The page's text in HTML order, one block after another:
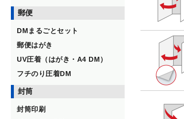
郵便
DMまるごとセット
郵便はがき
UV圧着（はがき・A4 DM）
フチのり圧着DM
封筒
封筒印刷